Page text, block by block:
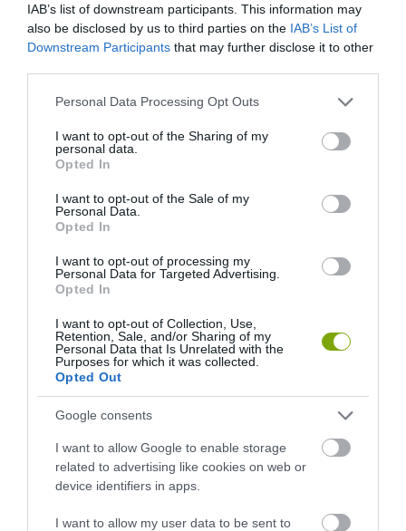
IAB’s list of downstream participants. This information may
also be disclosed by us to third parties on the IAB’s List of
Downstream Participants that may further disclose it to other
Please note that this website/app uses one or more Google
not limited to your visit or usage behaviour. You may click to
grant or deny consent to Google and its third-party tags to
use your data for below specified purposes in below Google
consent section.
Personal Data Processing Opt Outs
I want to opt-out of the Sharing of my
personal data.
Opted In
I want to opt-out of the Sale of my
Personal Data.
Opted In
I want to opt-out of processing my
Personal Data for Targeted Advertising.
Opted In
I want to opt-out of Collection, Use,
Retention, Sale, and/or Sharing of my
Personal Data that Is Unrelated with the
Purposes for which it was collected.
Opted Out
Google consents
I want to allow Google to enable storage
related to advertising like cookies on web or
device identifiers in apps.
I want to allow my user data to be sent to
DNS TESZTEK SZERINT 800 GYEREKE LEHET KALIFORNIÁBAN
AZ EGYKORI JÓKÉPŰ TEJESEMBERNEK
HOZZÁK KI A RENDELT ÉTELT
HASONLÓ ÉRDEKESSÉGEK